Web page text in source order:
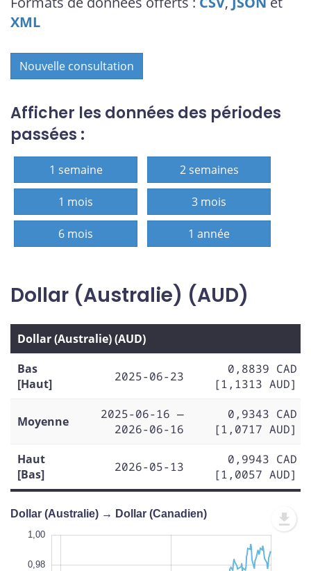
XML
Nouvelle consultation
Afficher les données des périodes
passées :
1 semaine 2 semaines
1 mois 3 mois
6 mois 1 année
Dollar (Australie) (AUD)
Dollar (Australie) (AUD)
Bas
[Haut]
2025-06-23
0,8839 CAD
[1,1313 AUD]
Moyenne
2025-06-16 —
2026-06-16
0,9343 CAD
[1,0717 AUD]
Haut
[Bas]
2026-05-13
0,9943 CAD
[1,0057 AUD]
Dollar (Australie) → Dollar (Canadien)
1,00
0,98